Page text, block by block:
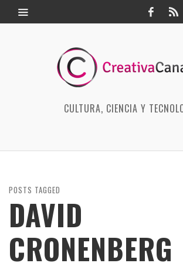
CULTURA, CIENCIA Y
POSTS TAGGED
DAVID
CRONENBERG